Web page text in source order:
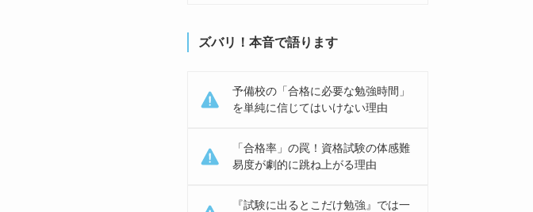
ズバリ！本音で語ります
予備校の「合格に必要な勉強時間」
を単純に信じてはいけない理由
「合格率」の罠！資格試験の体感難
易度が劇的に跳ね上がる理由
『試験に出るとこだけ勉強』では一